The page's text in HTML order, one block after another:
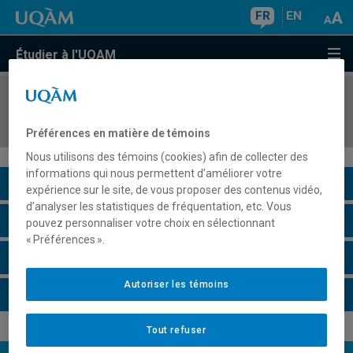
FR EN
Étudier à l'UQAM
COURS//
Description du cours
Horaire - Été 2026
Préférences en matière de témoins
Nous utilisons des témoins (cookies) afin de collecter des
informations qui nous permettent d’améliorer votre
expérience sur le site, de vous proposer des contenus vidéo,
d’analyser les statistiques de fréquentation, etc. Vous
pouvez personnaliser votre choix en sélectionnant
« Préférences ».
Tout refuser
Autoriser les témoins